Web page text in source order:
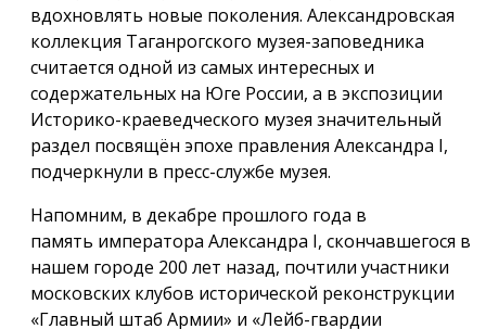
вдохновлять новые поколения. Александровская
коллекция Таганрогского музея-заповедника
считается одной из самых интересных и
содержательных на Юге России, а в экспозиции
Историко-краеведческого музея значительный
раздел посвящён эпохе правления Александра I,
подчеркнули в пресс-службе музея.
Напомним, в декабре прошлого года в
память императора Александра I, скончавшегося в
нашем городе 200 лет назад, почтили участники
московских клубов исторической реконструкции
«Главный штаб Армии» и «Лейб-гвардии